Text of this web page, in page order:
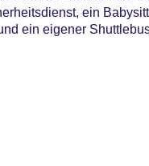
ein
ein eigener